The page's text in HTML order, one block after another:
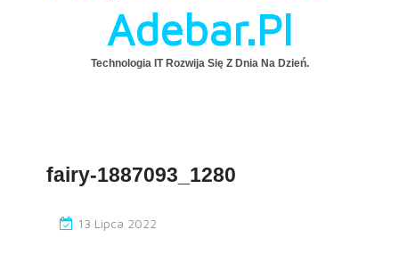
Adebar.pl
Technologia IT Rozwija Się Z Dnia Na Dzień.
fairy-1887093_1280
13 Lipca 2022